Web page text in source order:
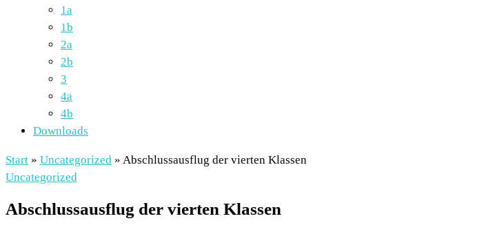
1a
1b
2a
2b
3
4a
4b
Downloads
Start » Uncategorized » Abschlussausflug der vierten Klassen
Uncategorized
Abschlussausflug der vierten Klassen